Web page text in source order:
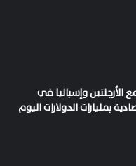
الأرجنتين وإسبانيا في
بمليارات الدولارات اليوم